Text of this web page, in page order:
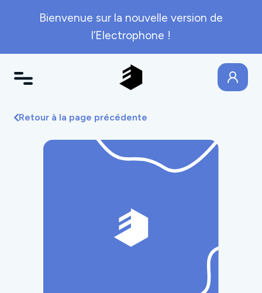
Bienvenue sur la nouvelle version de
l’Electrophone !
Retour à la page précédente